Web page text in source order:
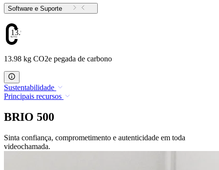
Software e Suporte
13.98
13.98 kg CO2e pegada de carbono
Sustentabilidade
Principais recursos
BRIO 500
Sinta confiança, comprometimento e autenticidade em toda
videochamada.